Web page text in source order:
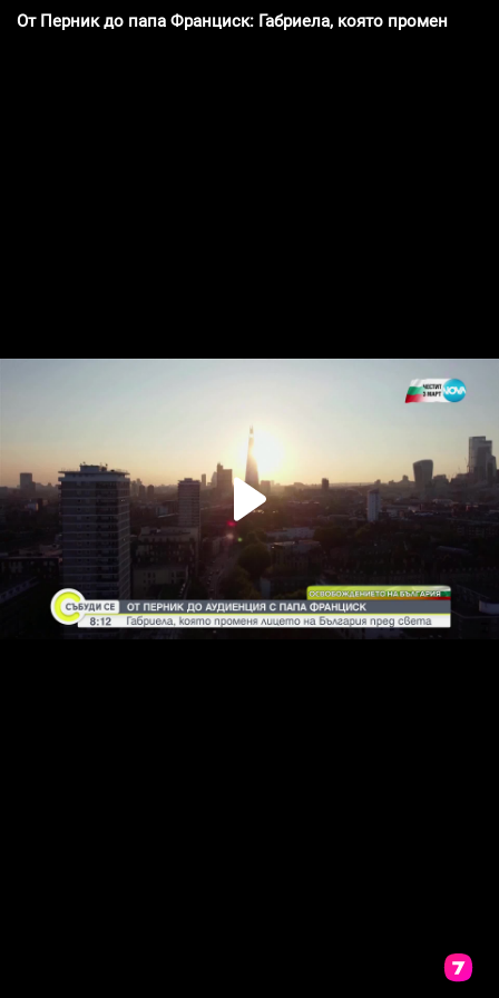
От Перник до папа Франциск: Габриела, която промени